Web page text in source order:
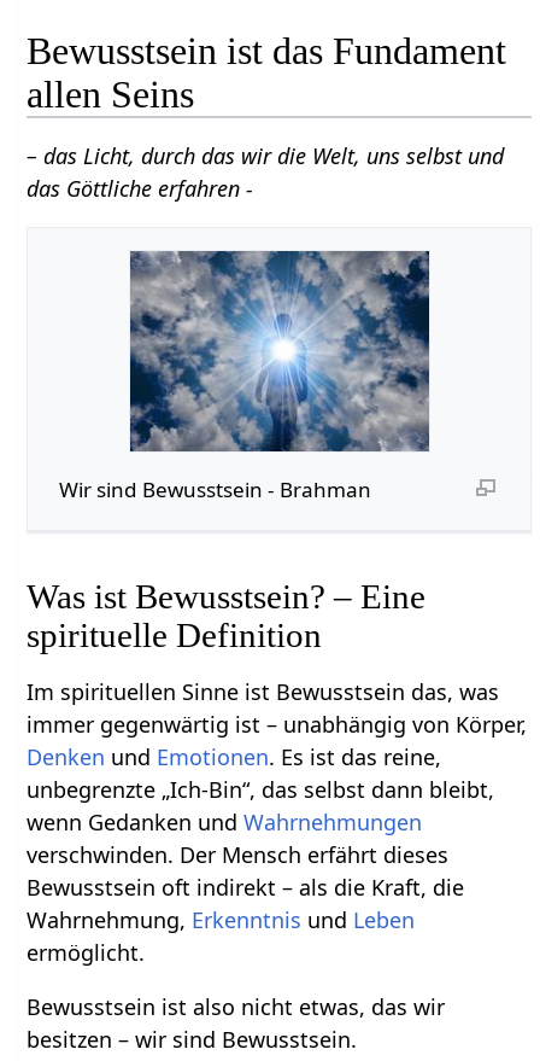
Bewusstsein ist das Fundament
allen Seins
– das Licht, durch das wir die Welt, uns selbst und
das Göttliche erfahren -
Wir sind Bewusstsein - Brahman
Was ist Bewusstsein? – Eine
spirituelle Definition
Im spirituellen Sinne ist Bewusstsein das, was
immer gegenwärtig ist – unabhängig von Körper,
Denken und Emotionen. Es ist das reine,
unbegrenzte „Ich-Bin“, das selbst dann bleibt,
wenn Gedanken undWahrnehmungen
verschwinden. Der Mensch erfährt dieses
Bewusstsein oft indirekt – als die Kraft, die
Wahrnehmung, Erkenntnis und Leben
ermöglicht.
Bewusstsein ist also nicht etwas, das wir
besitzen – wir sind Bewusstsein.